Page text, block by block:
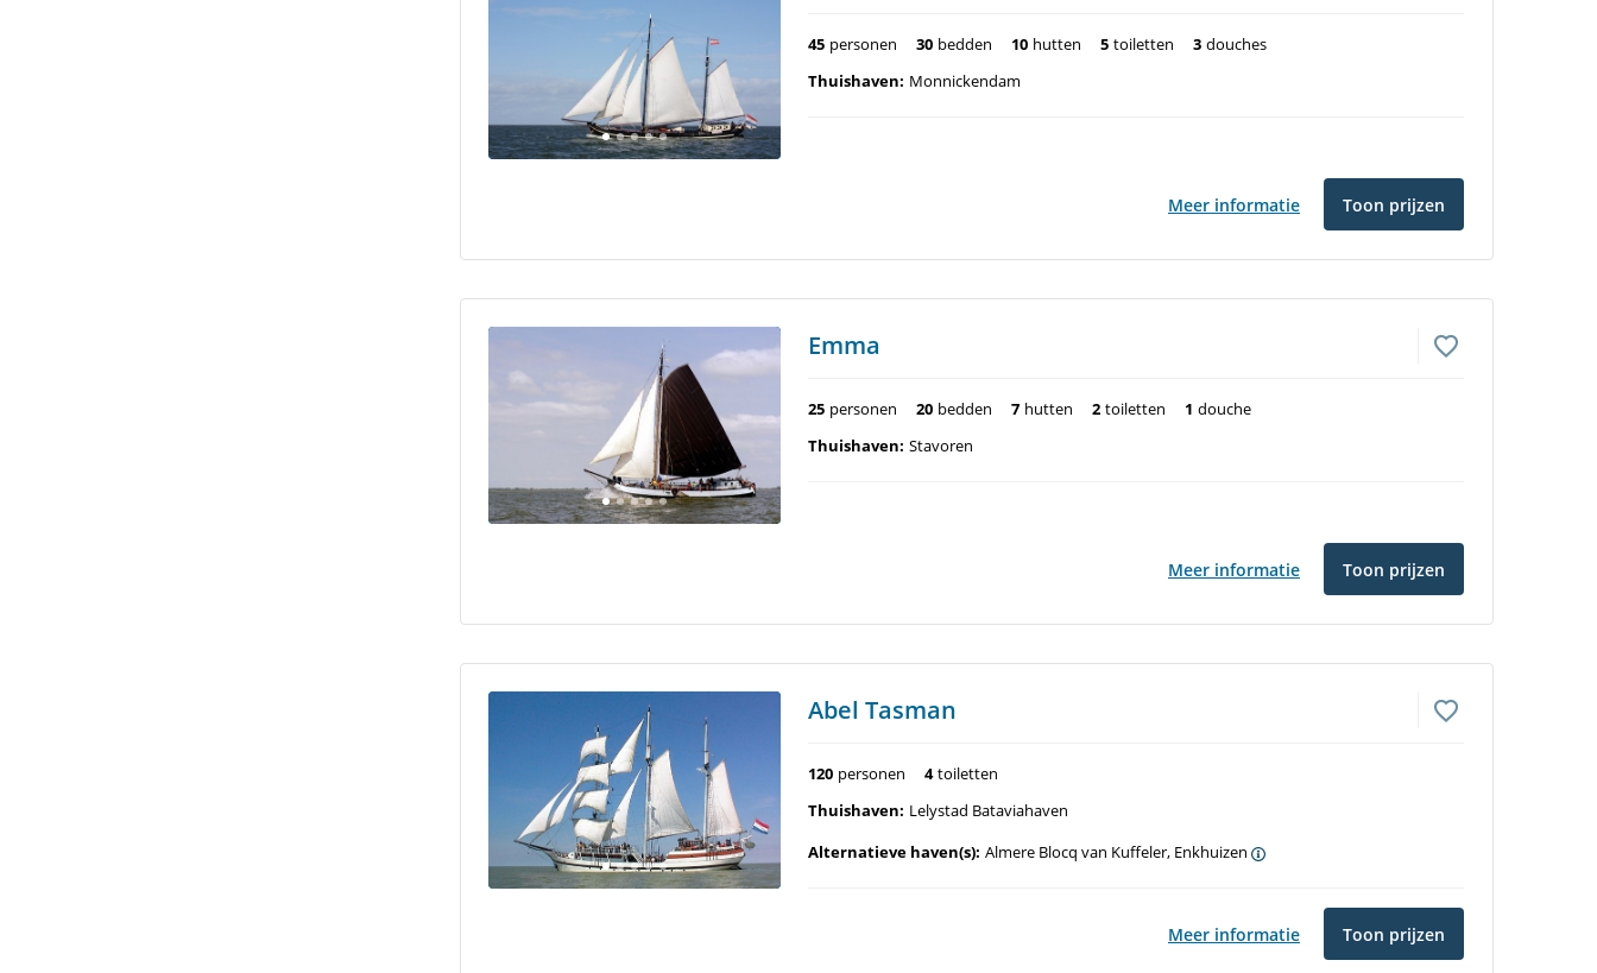
45 personen 30 bedden 10 hutten 5 toiletten 3 douches
Thuishaven: Monnickendam
Meer informatie Toon prijzen
Emma
25 personen 20 bedden 7 hutten 2 toiletten 1 douche
Thuishaven: Stavoren
Meer informatie Toon prijzen
Abel Tasman
120 personen 4 toiletten
Thuishaven: Lelystad Bataviahaven
Alternatieve haven(s): Almere Blocq van Kuffeler, Enkhuizen
Meer informatie Toon prijzen